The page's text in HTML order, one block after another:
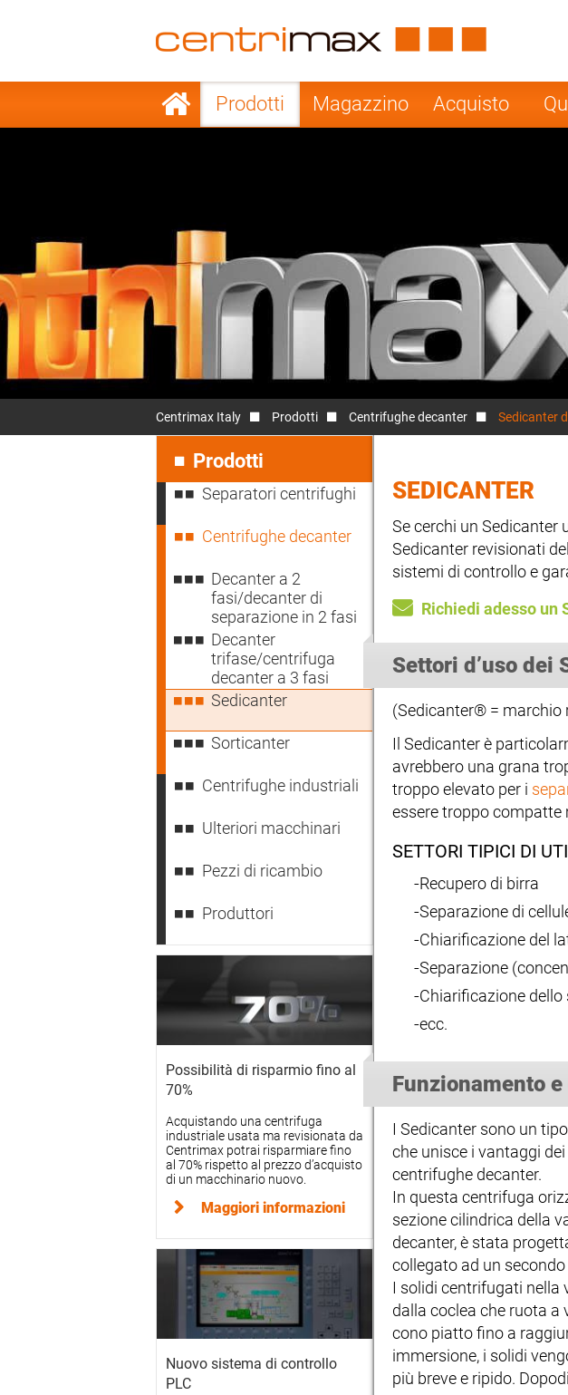
Salta
la
Prodotti Magazzino Acquisto
France Italy
Sweden
Portugal
Centrimax Italy Prodotti Centrifughe decanter
Sedicanter
navigazione
Prodotti
Separatori centrifughi
Centrifughe decanter
Decanter a 2
fasi/decanter di
separazione in 2 fasi
Decanter
trifase/centrifuga
decanter a 3 fasi
Sedicanter
Sorticanter
Centrifughe industriali
Ulteriori macchinari
Pezzi di ricambio
Produttori
Possibilità di risparmio fino al
70%
Acquistando una centrifuga
industriale usata ma revisionata da
Centrimax potrai risparmiare fino
al 70% rispetto al prezzo d’acquisto
di un macchinario nuovo.
Maggiori informazioni
Nuovo sistema di controllo
PLC
SEDICANTER
Se cerchi un Sedicanter
Sedicanter revisionati
sistemi di controllo e
Richiedi adesso un
Settori d’uso dei
(Sedicanter® = marchio
Il Sedicanter è
avrebbero una grana
troppo elevato per i
essere troppo compatte
SETTORI TIPICI DI
Recupero di birra
Separazione di
Chiarificazione del
Separazione
Chiarificazione
ecc.
Funzionamento
I Sedicanter sono un
che unisce i vantaggi
centrifughe decanter.
In questa centrifuga
sezione cilindrica della
decanter, è stata
collegato ad un
I solidi centrifugati nella
dalla coclea che ruota a
cono piatto fino a
immersione, i solidi
più breve e ripido.